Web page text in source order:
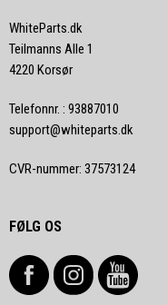
WhiteParts.dk
Teilmanns Alle 1
4220 Korsør
Telefonnr. : 93887010
support@whiteparts.dk
CVR-nummer: 37573124
FØLG OS